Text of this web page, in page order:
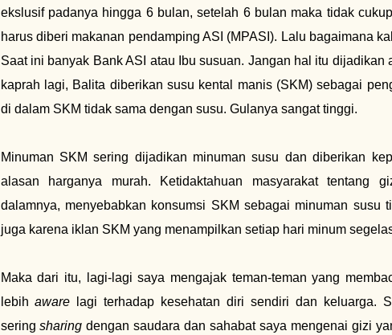
ekslusif padanya hingga 6 bulan, setelah 6 bulan maka tidak
harus diberi makanan pendamping ASI (MPASI). Lalu bagaimana
Saat ini banyak Bank ASI atau Ibu susuan. Jangan hal itu dijadikan
kaprah lagi, Balita diberikan susu kental manis (SKM) sebagai
di dalam SKM tidak sama dengan susu. Gulanya sangat tinggi.
Minuman SKM sering dijadikan minuman susu dan diberikan
alasan harganya murah. Ketidaktahuan masyarakat tentang
dalamnya, menyebabkan konsumsi SKM sebagai minuman susu
juga karena iklan SKM yang menampilkan setiap hari minum
Maka dari itu, lagi-lagi saya mengajak teman-teman yang
lebihaware lagi terhadap kesehatan diri sendiri dan keluarga.
seringsharing dengan saudara dan sahabat saya mengenai gizi